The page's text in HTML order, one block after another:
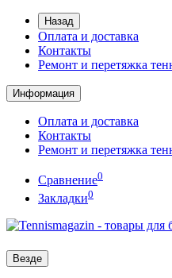
Назад
Оплата и доставка
Контакты
Ремонт и перетяжка
Информация
Оплата и доставка
Контакты
Ремонт и перетяжка
Сравнение0
Закладки0
Везде